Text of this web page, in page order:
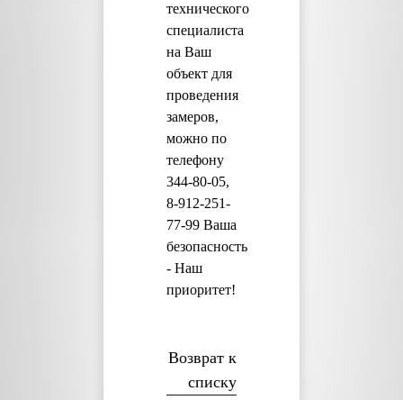
технического
специалиста
на Ваш
объект для
проведения
замеров,
можно по
телефону
344-80-05,
8-912-251-
77-99 Ваша
безопасность
- Наш
приоритет!
Возврат к
списку